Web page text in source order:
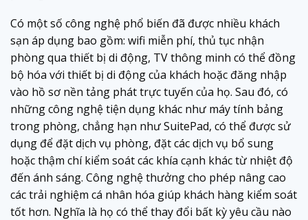
Có một số công nghệ phổ biến đã được nhiều khách
sạn áp dụng bao gồm: wifi miễn phí, thủ tục nhận
phòng qua thiết bị di động, TV thông minh có thể đồng
bộ hóa với thiết bị di động của khách hoặc đăng nhập
vào hồ sơ nền tảng phát trực tuyến của họ. Sau đó, có
những công nghệ tiện dụng khác như máy tính bảng
trong phòng, chẳng hạn như SuitePad, có thể được sử
dụng để đặt dịch vụ phòng, đặt các dịch vụ bổ sung
hoặc thậm chí kiểm soát các khía cạnh khác từ nhiệt độ
đến ánh sáng. Công nghệ thưởng cho phép nâng cao
các trải nghiệm cá nhân hóa giúp khách hàng kiểm soát
tốt hơn. Nghĩa là họ có thể thay đổi bất kỳ yêu cầu nào